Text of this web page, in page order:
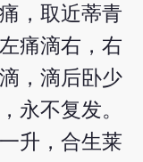
，取近蒂青
痛滴右，右
，滴后卧少
永不复发。
升，合生莱